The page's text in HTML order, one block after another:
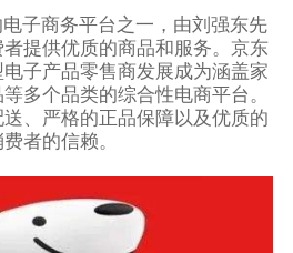
子商务平台之一，由刘强东先
提供优质的商品和服务。京东
子产品零售商发展成为涵盖家
多个品类的综合性电商平台。
、严格的正品保障以及优质的
者的信赖。